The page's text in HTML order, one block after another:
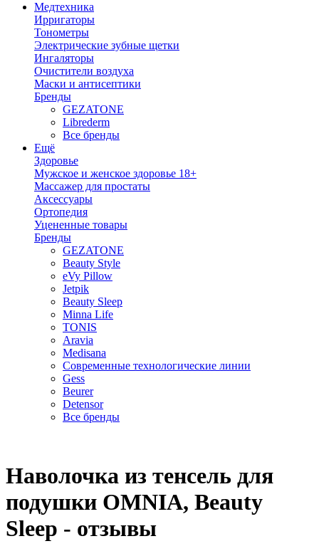
Медтехника
Ирригаторы
Тонометры
Электрические зубные щетки
Ингаляторы
Очистители воздуха
Маски и антисептики
Бренды
GEZATONE
Librederm
Все бренды
Ещё
Здоровье
Мужское и женское здоровье 18+
Массажер для простаты
Аксессуары
Ортопедия
Уцененные товары
Бренды
GEZATONE
Beauty Style
eVy Pillow
Jetpik
Beauty Sleep
Minna Life
TONIS
Aravia
Medisana
Современные технологические линии
Gess
Beurer
Detensor
Все бренды
Наволочка из тенсель для
подушки OMNIA, Beauty
Sleep - отзывы